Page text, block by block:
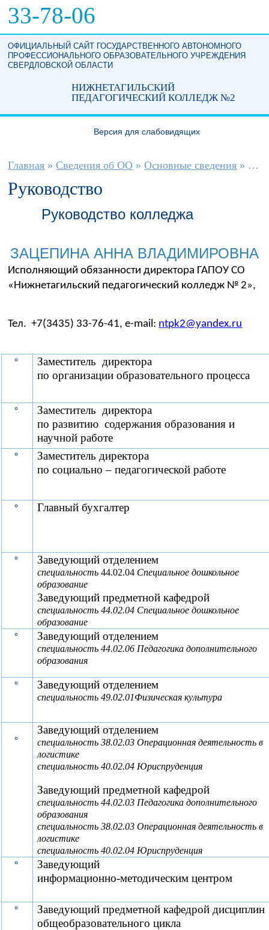
33-78-06
ОФИЦИАЛЬНЫЙ САЙТ ГОСУДАРСТВЕННОГО АВТОНОМНОГО
ПРОФЕССИОНАЛЬНОГО ОБРАЗОВАТЕЛЬНОГО УЧРЕЖДЕНИЯ
СВЕРДЛОВСКОЙ ОБЛАСТИ
НИЖНЕТАГИЛЬСКИЙ
ПЕДАГОГИЧЕСКИЙ КОЛЛЕДЖ №2
Версия для слабовидящих
Вы здесь
Главная » Сведения об ОО » Основные сведения »
Руководство
Руководство колледжа
ЗАЦЕПИНА АННА ВЛАДИМИРОВНА
Исполняющий обязанности директора ГАПОУ СО
«Нижнетагильский педагогический колледж № 2»,
Тел. +7(3435) 33-76-41, e-mail: ntpk2@yandex.ru
Заместитель директора
по организации образовательного процесса
Заместитель директора
по развитию содержания образования и
научной работе
Заместитель директора
по социально – педагогической работе
Главный бухгалтер
Заведующий отделением
специальность 44.02.04 Специальное дошкольное
образование
Заведующий предметной кафедрой
специальность 44.02.04 Специальное дошкольное
образование
Заведующий отделением
специальность 44.02.06 Педагогика дополнительного
образования
Заведующий отделением
специальность 49.02.01Физическая культура
Заведующий отделением
специальность 38.02.03 Операционная деятельность в
логистике
специальность 40.02.04 Юриспруденция
Заведующий предметной кафедрой
специальность 44.02.03 Педагогика дополнительного
образования
специальность 38.02.03 Операционная деятельность в
логистике
специальность 40.02.04 Юриспруденция
Заведующий
информационно-методическим центром
Заведующий предметной кафедрой дисциплин
общеобразовательного цикла